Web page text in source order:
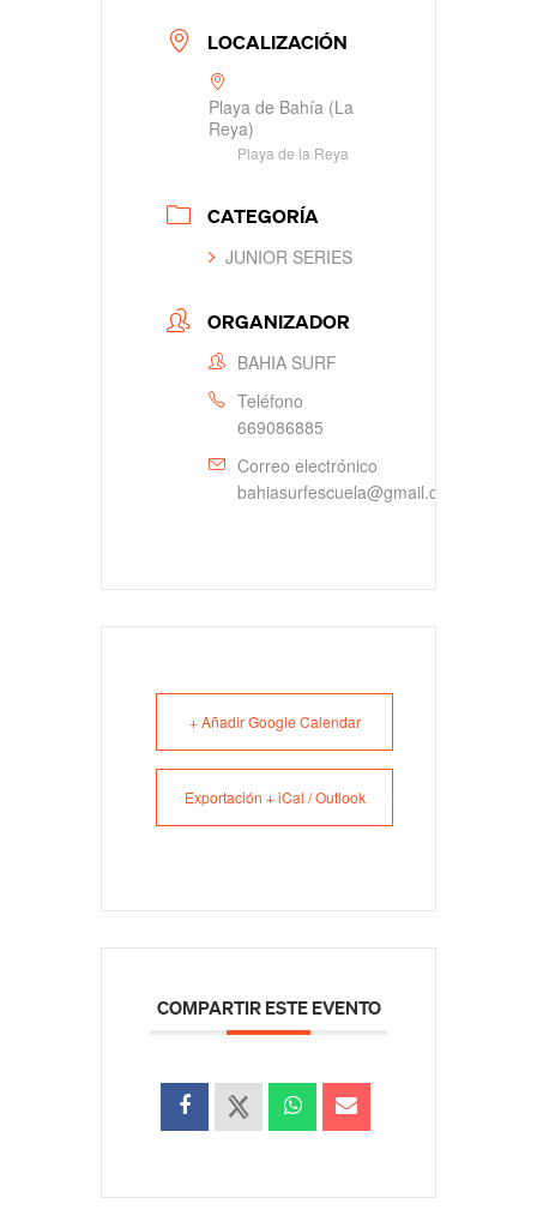
LOCALIZACIÓN
Playa de Bahía (La
Reya)
Playa de la Reya
CATEGORÍA
JUNIOR SERIES
ORGANIZADOR
BAHIA SURF
Teléfono
669086885
Correo electrónico
bahiasurfescuela@gmail.com
+ Añadir Google Calendar
Exportación + iCal / Outlook
COMPARTIR ESTE EVENTO